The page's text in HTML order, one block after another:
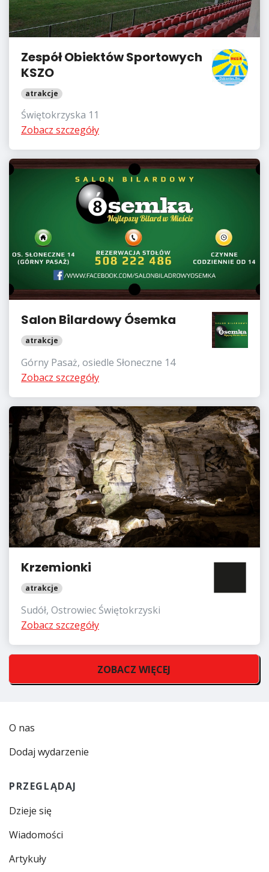
Zespół Obiektów Sportowych
KSZO
atrakcje
Świętokrzyska 11
Zobacz szczegóły
Salon Bilardowy Ósemka
atrakcje
Górny Pasaż, osiedle Słoneczne 14
Zobacz szczegóły
Krzemionki
atrakcje
Sudół, Ostrowiec Świętokrzyski
Zobacz szczegóły
ZOBACZ WIĘCEJ
O nas
Dodaj wydarzenie
PRZEGLĄDAJ
Dzieje się
Wiadomości
Artykuły